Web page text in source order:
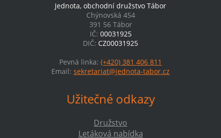
Jednota, obchodní družstvo Tábor
Chýnovská 454
391 56 Tábor
IČ: 00031925
DIČ: CZ00031925
Pevná linka: (+420) 381 406 811
Email: sekretariat@jednota-tabor.cz
Užitečné odkazy
Družstvo
Letáková nabídka